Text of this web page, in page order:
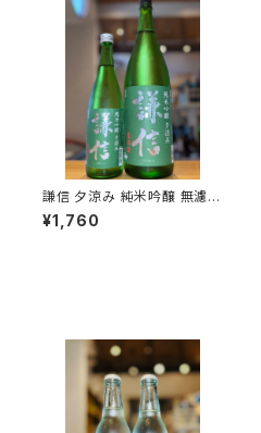
謙信 夕涼み 純米吟醸 無濾過
生 720ml１本（池田屋酒造・
新潟県糸魚川市新鉄）
¥1,760